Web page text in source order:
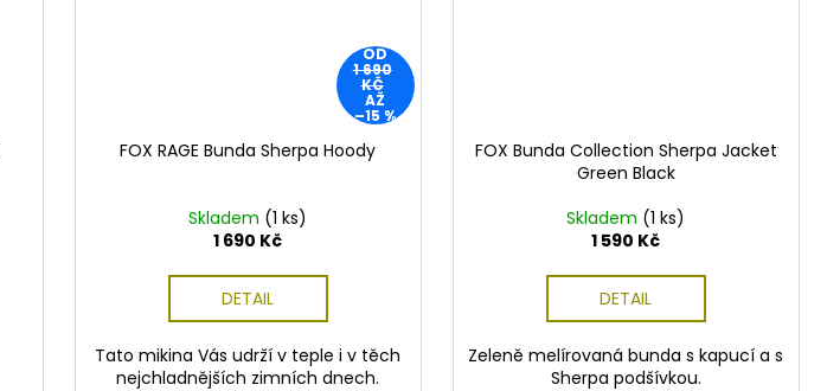
OD
1 690
KČ
AŽ
–15 %
FOX RAGE Bunda Sherpa Hoody
Skladem (1 ks)
1 690 Kč
DETAIL
Tato mikina Vás udrží v teple i v těch
nejchladnějších zimních dnech.
FOX Bunda Collection Sherpa Jacket
Green Black
Skladem (1 ks)
1 590 Kč
DETAIL
Zeleně melírovaná bunda s kapucí a s
Sherpa podšívkou.